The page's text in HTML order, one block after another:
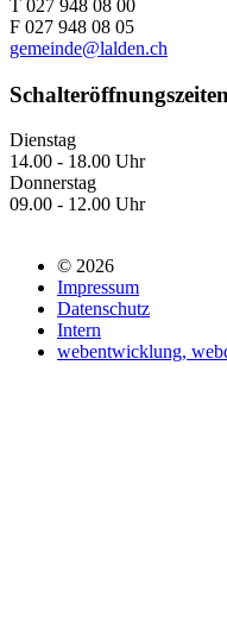
T 027 948 08 00
F 027 948 08 05
gemeinde@lalden.ch
Schalteröffnungszeiten
Dienstag
14.00 - 18.00 Uhr
Donnerstag
09.00 - 12.00 Uhr
© 2026
Impressum
Datenschutz
Intern
webentwicklung,